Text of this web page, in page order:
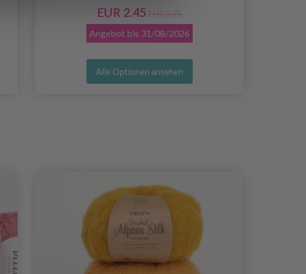
EUR 2.45 EUR 3.75
Angebot bis 31/08/2026
Alle Optionen ansehen